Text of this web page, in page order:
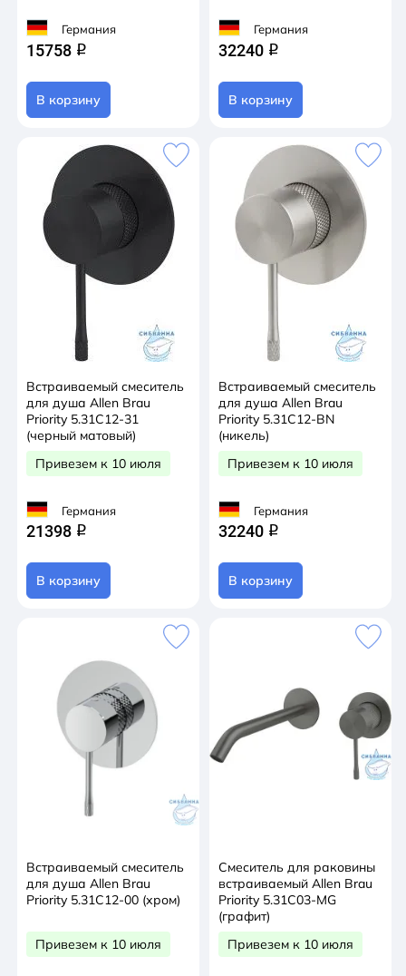
Германия
15758 q
В корзину
Германия
32240 q
В корзину
Встраиваемый смеситель
для душа Allen Brau
Priority 5.31C12-31
(черный матовый)
Привезем к 10 июля
Германия
21398 q
В корзину
Встраиваемый смеситель
для душа Allen Brau
Priority 5.31C12-BN
(никель)
Привезем к 10 июля
Германия
32240 q
В корзину
Встраиваемый смеситель
для душа Allen Brau
Priority 5.31C12-00 (хром)
Привезем к 10 июля
Смеситель для раковины
встраиваемый Allen Brau
Priority 5.31C03-MG
(графит)
Привезем к 10 июля